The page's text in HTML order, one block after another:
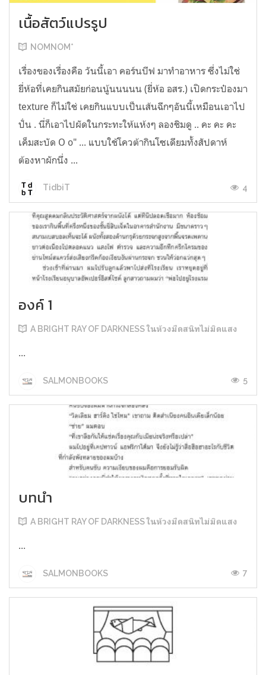
เนื้อสัตว์แปรรูป
NOMNOM*
เรื่องของเรื่องคือ วันนี้เอา คอร์นบีฟ มาทำอาหาร ซึ่งไม่ใช่
ยี่ห้อที่เคยกินสมัยก่อนนู้นนนนน (ยี่ห้อ อสร.) เปิดกระป๋องมา
texture ก็ไม่ใช่ เคยกินแบบเป็นเส้นฉีกๆอันนี้เหมือนเอาไป
ปั่น . นี่ก็เอาไปผัดในกระทะให้แห้งๆ ลองชิมดู .. คะ คะ คะ
เค็มสะบัด O o" ... แบบใช้โควต้ากินโซเดียมทั้งสัปดาห์
ต้องหาผักนึ่ง ...
TidbiT 4
องค์ 1
A BRIGHT RAY OF DARKNESS ในห้วงมืดสนิทไม่มิดแสง
...
SALMONBOOKS 5
บทนำ
A BRIGHT RAY OF DARKNESS ในห้วงมืดสนิทไม่มิดแสง
...
SALMONBOOKS 7